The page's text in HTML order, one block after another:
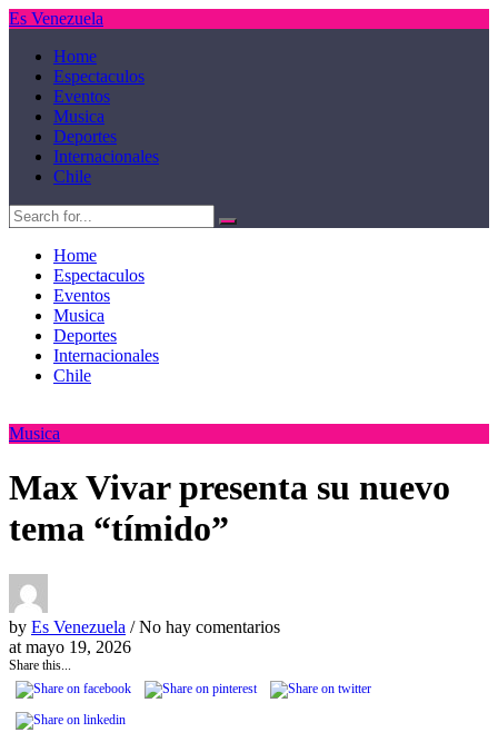
Es Venezuela
Home
Espectaculos
Eventos
Musica
Deportes
Internacionales
Chile
Home
Espectaculos
Eventos
Musica
Deportes
Internacionales
Chile
Musica
Max Vivar presenta su nuevo
tema “tímido”
by Es Venezuela / No hay comentarios
at mayo 19, 2026
Share this...